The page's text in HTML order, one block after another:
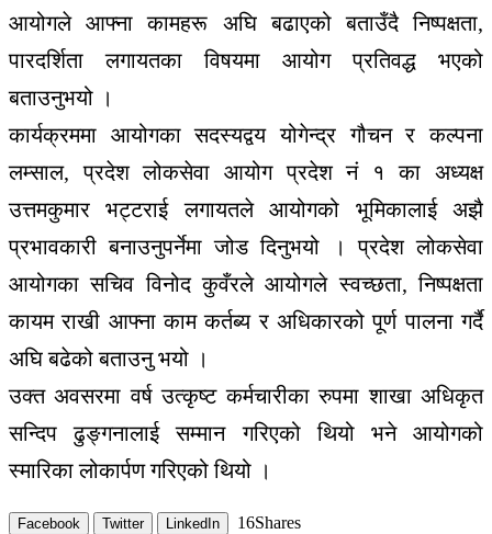
आयोगले आफ्ना कामहरू अघि बढाएको बताउँदै निष्पक्षता,
पारदर्शिता लगायतका विषयमा आयोग प्रतिवद्ध भएको
बताउनुभयो ।
कार्यक्रममा आयोगका सदस्यद्वय योगेन्द्र गौचन र कल्पना
लम्साल, प्रदेश लोकसेवा आयोग प्रदेश नं १ का अध्यक्ष
उत्तमकुमार भट्टराई लगायतले आयोगको भूमिकालाई अझै
प्रभावकारी बनाउनुपर्नेमा जोड दिनुभयो । प्रदेश लोकसेवा
आयोगका सचिव विनोद कुवँरले आयोगले स्वच्छता, निष्पक्षता
कायम राखी आफ्ना काम कर्तब्य र अधिकारको पूर्ण पालना गर्दै
अघि बढेको बताउनु भयो ।
उक्त अवसरमा वर्ष उत्कृष्ट कर्मचारीका रुपमा शाखा अधिकृत
सन्दिप ढुङ्गनालाई सम्मान गरिएको थियो भने आयोगको
स्मारिका लोकार्पण गरिएको थियो ।
Facebook Twitter LinkedIn 16Shares